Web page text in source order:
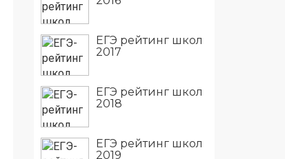
ЕГЭ рейтинг школ
2017
ЕГЭ рейтинг школ
2018
ЕГЭ рейтинг школ
2019